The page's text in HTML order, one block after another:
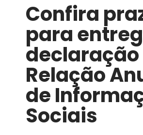
ual de
ções
Confira
para
declaração
Relação
de
Sociais